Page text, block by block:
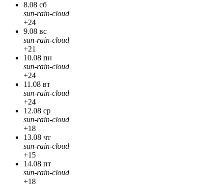
8.08 сб
sun-rain-cloud
+24
9.08 вс
sun-rain-cloud
+21
10.08 пн
sun-rain-cloud
+24
11.08 вт
sun-rain-cloud
+24
12.08 ср
sun-rain-cloud
+18
13.08 чт
sun-rain-cloud
+15
14.08 пт
sun-rain-cloud
+18